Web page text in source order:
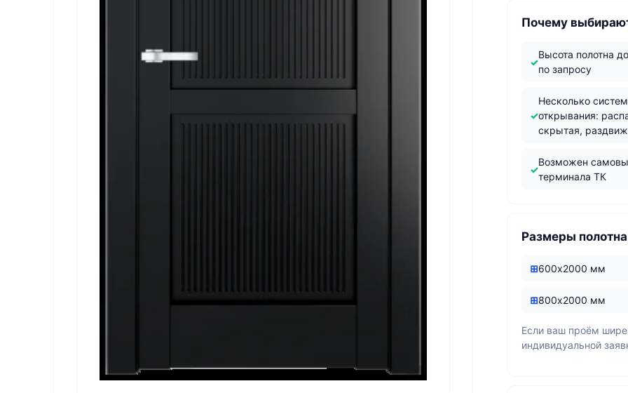
Почему
Высота полотна
по запросу
Несколько систем
открывания:
скрытая,
Возможен
терминала ТК
Размеры полотна
600х2000 мм
800х2000 мм
Если ваш проём
индивидуальной